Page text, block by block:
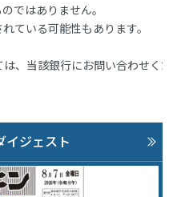
ではありません。
ている可能性もあります。
、当該銀行にお問い合わせく
イジェスト